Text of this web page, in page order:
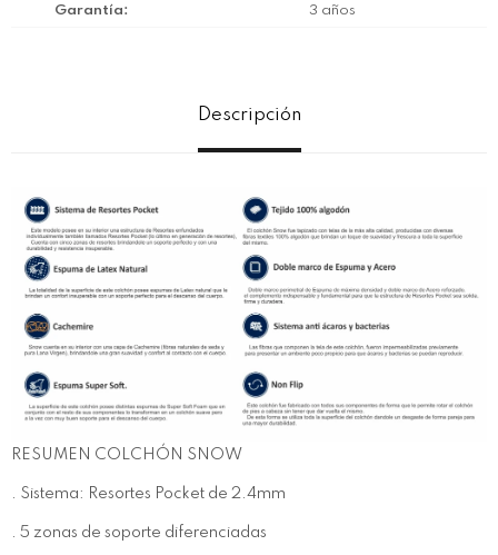
Garantía 3 años
Descripción
RESUMEN COLCHÓN SNOW
. Sistema: Resortes Pocket de 2.4mm
. 5 zonas de soporte diferenciadas